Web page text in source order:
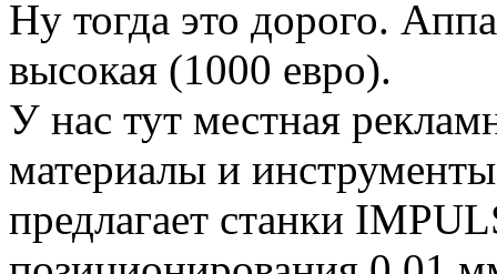
Ну тогда это дорого.
высокая (1000 евро).
У нас тут местная
материалы и
предлагает станки